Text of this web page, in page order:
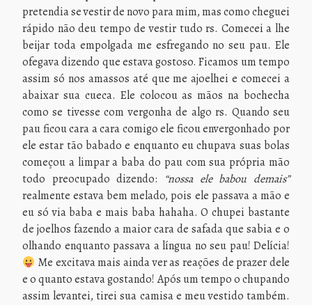
pretendia se vestir de novo para mim, mas como cheguei
rápido não deu tempo de vestir tudo rs. Comecei a lhe
beijar toda empolgada me esfregando no seu pau. Ele
ofegava dizendo que estava gostoso. Ficamos um tempo
assim só nos amassos até que me ajoelhei e comecei a
abaixar sua cueca. Ele colocou as mãos na bochecha
como se tivesse com vergonha de algo rs. Quando seu
pau ficou cara a cara comigo ele ficou envergonhado por
ele estar tão babado e enquanto eu chupava suas bolas
começou a limpar a baba do pau com sua própria mão
todo preocupado dizendo: “nossa ele babou demais”
realmente estava bem melado, pois ele passava a mão e
eu só via baba e mais baba hahaha. O chupei bastante
de joelhos fazendo a maior cara de safada que sabia e o
olhando enquanto passava a língua no seu pau! Delícia!
Me excitava mais ainda ver as reações de prazer dele
e o quanto estava gostando! Após um tempo o chupando
assim levantei, tirei sua camisa e meu vestido também.